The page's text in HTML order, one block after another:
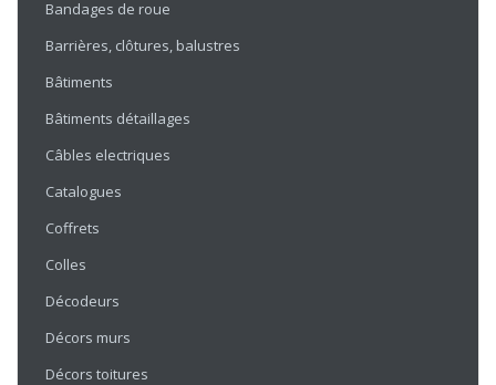
Bandages de roue
Barrières, clôtures, balustres
Bâtiments
Bâtiments détaillages
Câbles electriques
Catalogues
Coffrets
Colles
Décodeurs
Décors murs
Décors toitures